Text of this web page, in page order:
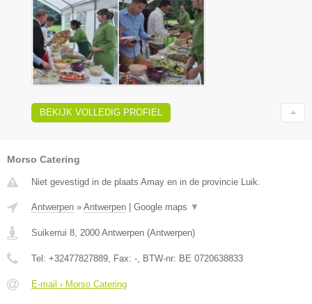
BEKIJK VOLLEDIG PROFIEL
Morso Catering
Niet gevestigd in de plaats Amay en in de provincie Luik.
Antwerpen » Antwerpen | Google maps ▼
Suikerrui 8 2000 Antwerpen (Antwerpen)
Tel: +32477827889 , Fax: - , BTW-nr: BE 0720638833
E-mail › Morso Catering